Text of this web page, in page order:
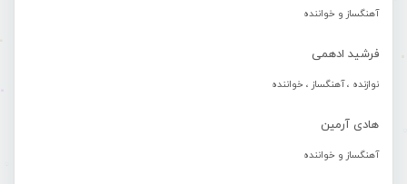
آهنگساز و خواننده
فرشید ادهمی
نوازنده ، آهنگساز ، خواننده
هادی آرمین
آهنگساز و خواننده